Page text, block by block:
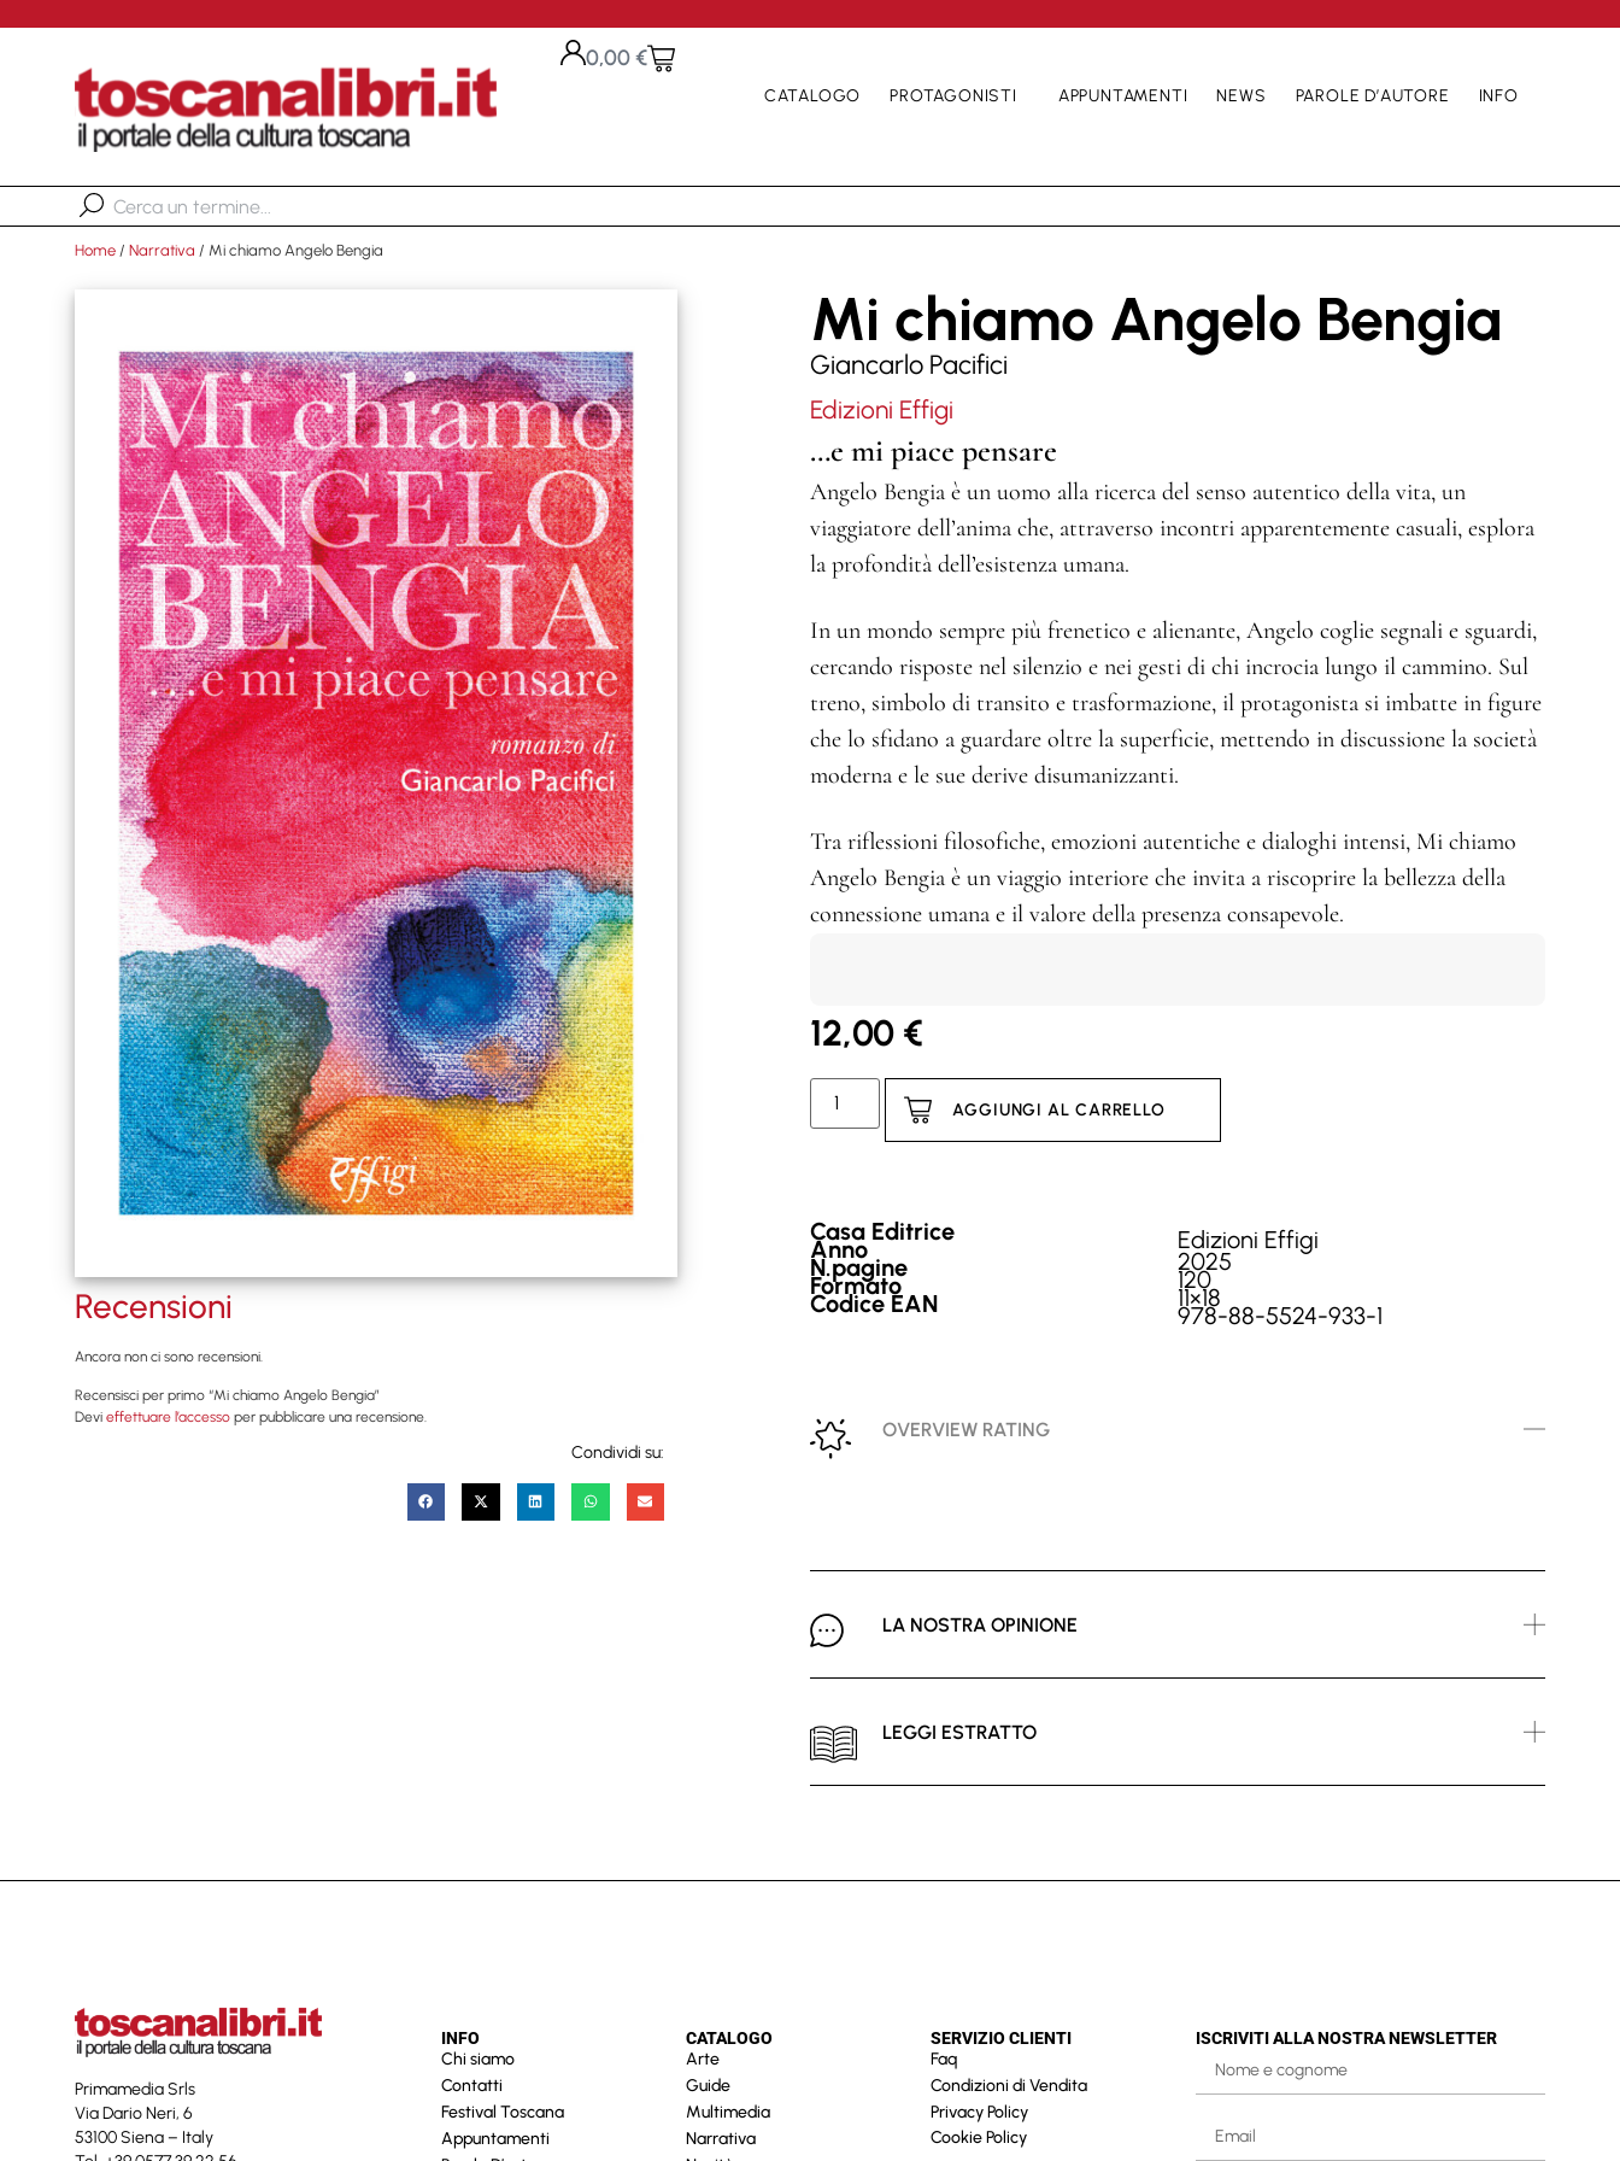
0,00€
CATALOGO PROTAGONISTI APPUNTAMENTI NEWS PAROLE D’AUTORE INFO
Home / Narrativa / Mi chiamo Angelo Bengia
Recensioni
Ancora non ci sono recensioni.
Recensisci per primo “Mi chiamo Angelo Bengia”
Devi effettuare l’accesso per pubblicare una recensione.
Condividi su:
Mi chiamo Angelo Bengia
Giancarlo Pacifici
Edizioni Effigi
…e mi piace pensare
Angelo Bengia è un uomo alla ricerca del senso autentico della vita, un
viaggiatore dell’anima che, attraverso incontri apparentemente casuali, esplora
la profondità dell’esistenza umana.
In un mondo sempre più frenetico e alienante, Angelo coglie segnali e sguardi,
cercando risposte nel silenzio e nei gesti di chi incrocia lungo il cammino. Sul
treno, simbolo di transito e trasformazione, il protagonista si imbatte in figure
che lo sfidano a guardare oltre la superficie, mettendo in discussione la società
moderna e le sue derive disumanizzanti.
Tra riflessioni filosofiche, emozioni autentiche e dialoghi intensi, Mi chiamo
Angelo Bengia è un viaggio interiore che invita a riscoprire la bellezza della
connessione umana e il valore della presenza consapevole.
12,00 €
AGGIUNGI AL CARRELLO
Casa Editrice Edizioni Effigi
Anno 2025
N.pagine 120
Formato 11×18
Codice EAN 978-88-5524-933-1
OVERVIEW RATING
LA NOSTRA OPINIONE
LEGGI ESTRATTO
Primamedia Srls
Via Dario Neri, 6
53100 Siena – Italy
INFO
Chi siamo
Contatti
Festival Toscana
Appuntamenti
CATALOGO
Arte
Guide
Multimedia
Narrativa
SERVIZIO CLIENTI
Faq
Condizioni di Vendita
Privacy Policy
Cookie Policy
ISCRIVITI ALLA NOSTRA NEWSLETTER